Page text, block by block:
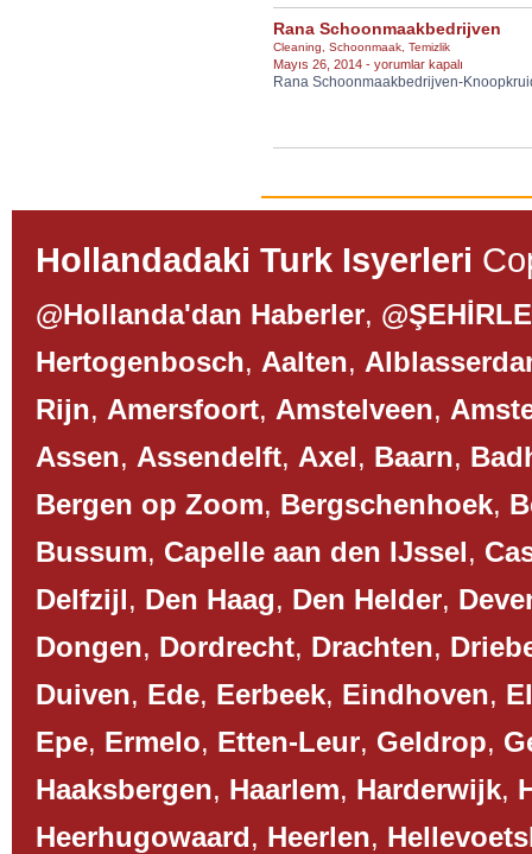
Rana Schoonmaakbedrijven
Cleaning Schoonmaak Temizlik
Mayıs 26, 2014 - Rana
Schoonmaakbedrijven
yorumlar kapalı
Rana Schoonmaakbedrijven-
Hollandadaki Turk Isyerleri
@Hollanda'dan Haberler,
Hertogenbosch, Aalten,
Rijn, Amersfoort, Amstelveen,
Assen, Assendelft, Axel, Baarn,
Bergen op Zoom, Bergschenhoek,
Bussum, Capelle aan den IJssel,
Delfzijl, Den Haag, Den Helder,
Dongen, Dordrecht, Drachten,
Duiven, Ede, Eerbeek, Eindhoven,
Epe, Ermelo, Etten-Leur, Geldrop,
Haaksbergen, Haarlem, Harderwijk,
Heerhugowaard, Heerlen,